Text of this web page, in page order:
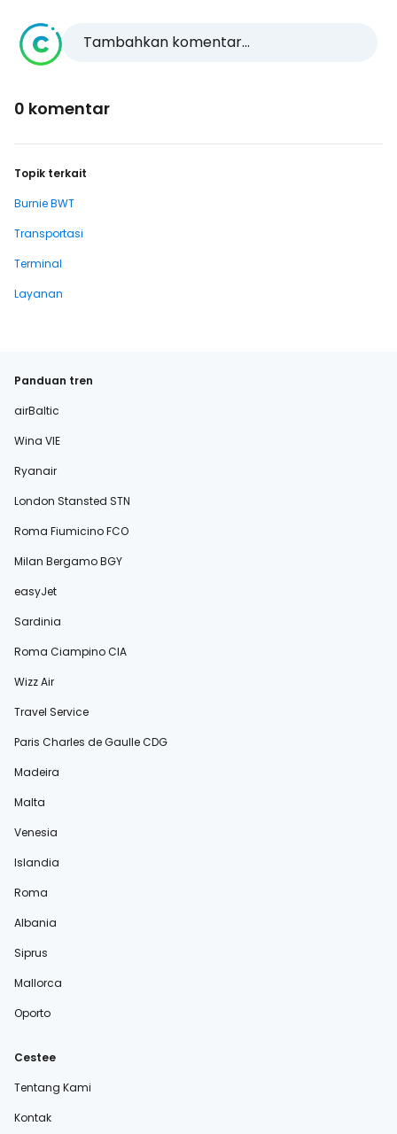
Tambahkan komentar...
0 komentar
Topik terkait
Burnie BWT
Transportasi
Terminal
Layanan
Panduan tren
airBaltic
Wina VIE
Ryanair
London Stansted STN
Roma Fiumicino FCO
Milan Bergamo BGY
easyJet
Sardinia
Roma Ciampino CIA
Wizz Air
Travel Service
Paris Charles de Gaulle CDG
Madeira
Malta
Venesia
Islandia
Roma
Albania
Siprus
Mallorca
Oporto
Cestee
Tentang Kami
Kontak